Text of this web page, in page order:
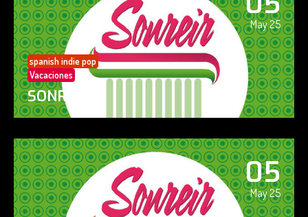
May 25
spanish indie pop
Vacaciones
SONREÍR
05
May 25